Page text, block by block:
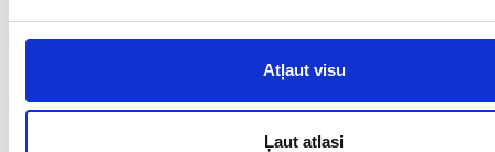
Atļaut visu
Ļaut atlasi
€ 1140.00
ДОБАВИТЬ В КОРЗИНУ